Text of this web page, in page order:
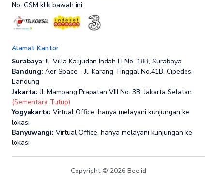
No. GSM klik bawah ini
Alamat Kantor
Surabaya: Jl. Villa Kalijudan Indah H No. 18B, Surabaya
Bandung: Aer Space - Jl. Karang Tinggal No.41B, Cipedes,
Bandung
Jakarta: Jl. Mampang Prapatan VIII No. 3B, Jakarta Selatan
(Sementara Tutup)
Yogyakarta: Virtual Office, hanya melayani kunjungan ke
lokasi
Banyuwangi: Virtual Office, hanya melayani kunjungan ke
lokasi
Copyright © 2026 Bee.id